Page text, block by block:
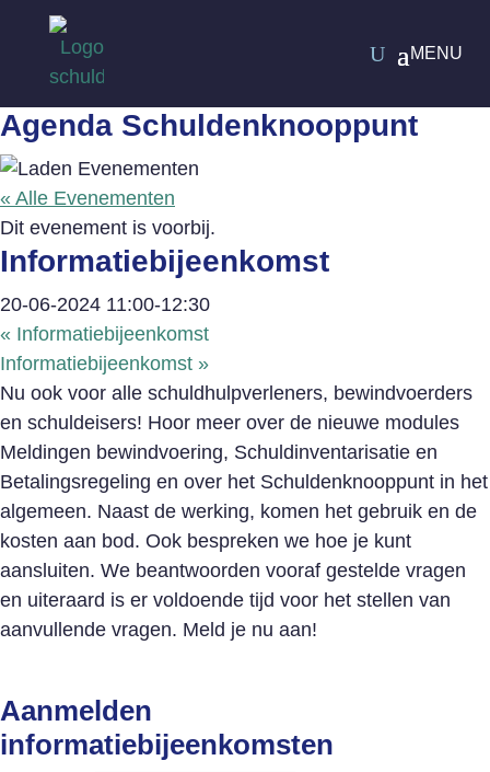
Agenda Schuldenknooppunt
« Alle Evenementen
Dit evenement is voorbij.
Informatiebijeenkomst
20-06-2024 11:00-12:30
« Informatiebijeenkomst
Informatiebijeenkomst »
Nu ook voor alle schuldhulpverleners, bewindvoerders
en schuldeisers! Hoor meer over de nieuwe modules
Meldingen bewindvoering, Schuldinventarisatie en
Betalingsregeling en over het Schuldenknooppunt in het
algemeen. Naast de werking, komen het gebruik en de
kosten aan bod. Ook bespreken we hoe je kunt
aansluiten. We beantwoorden vooraf gestelde vragen
en uiteraard is er voldoende tijd voor het stellen van
aanvullende vragen. Meld je nu aan!
Aanmelden
informatiebijeenkomsten